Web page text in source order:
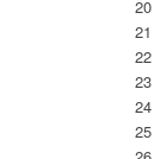
20
21
22
23
24
25